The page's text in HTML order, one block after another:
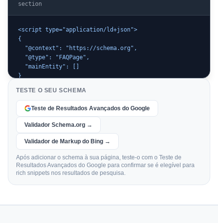
section
<script type="application/ld+json">
{
  "@context": "https://schema.org",
  "@type": "FAQPage",
  "mainEntity": []
}
TESTE O SEU SCHEMA
Teste de Resultados Avançados do Google
Validador Schema.org →
Validador de Markup do Bing →
Após adicionar o schema à sua página, teste-o com o Teste de
Resultados Avançados do Google para confirmar se é elegível para
rich snippets nos resultados de pesquisa.